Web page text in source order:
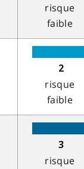
risque
faible
2
risque
faible
3
risque